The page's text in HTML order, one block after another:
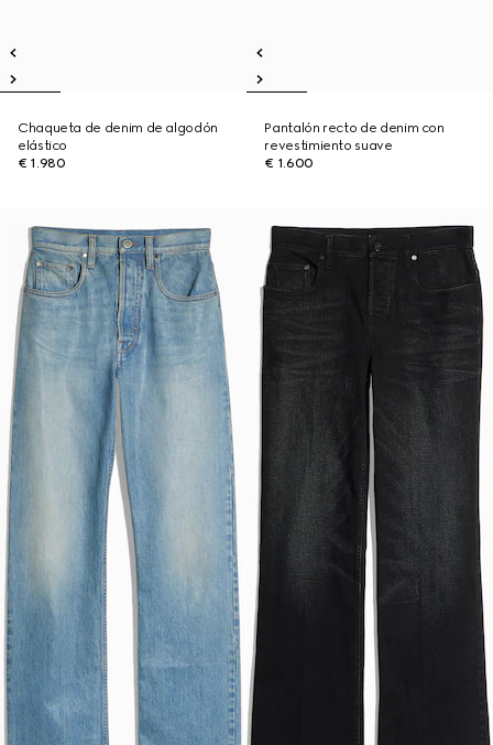
Chaqueta de denim de algodón
elástico
€ 1.980
Pantalón recto de denim con
revestimiento suave
€ 1.600